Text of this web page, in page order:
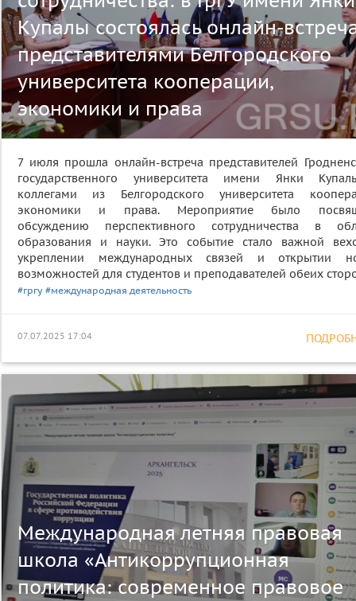
Купалы состоялась онлайн-
представителями Белгородского
университета кооперации,
экономики и права
7 июля прошла онлайн-встреча представителей
государственного университета имени Янки
коллегами из Белгородского университета
экономики и права. Мероприятие было
обсуждению перспективного сотрудничества в
образования и науки. Это событие стало важной
укреплении международных связей и открытии
возможностей для студентов и преподавателей обеих
#гргу #международная деятельность
07.07.2025 17:04
Международная летняя правовая
школа «Антикоррупционная
политика: современное правовое